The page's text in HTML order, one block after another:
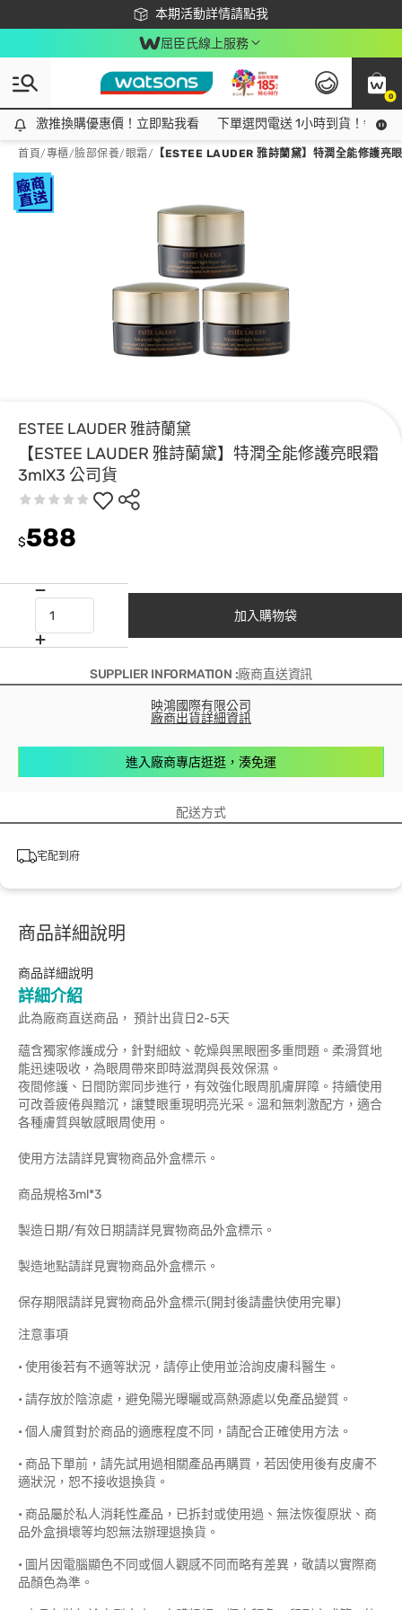
本期活動詳情請點我
下載app最高回饋$350
屈臣氏線上服務
0
激推換購優惠價！立即點我看
激推換購優惠價！立即點我看 下單選閃電送 1小時到貨！領神
首頁/專櫃/臉部保養/ 眼霜/ 【ESTEE LAUDER 雅詩蘭黛】特潤全能修護亮
ESTEE LAUDER 雅詩蘭黛
【ESTEE LAUDER 雅詩蘭黛】特潤全能修護亮眼霜
3mlX3 公司貨
$588
加入購物袋
SUPPLIER INFORMATION :廠商直送資訊
映鴻國際有限公司
廠商出貨詳細資訊
進入廠商專店逛逛，湊免運
配送方式
宅配到府
商品詳細說明
商品詳細說明
詳細介紹
此為廠商直送商品， 預計出貨日2-5天
蘊含獨家修護成分，針對細紋、乾燥與黑眼圈多重問題。柔滑質地
能迅速吸收，為眼周帶來即時滋潤與長效保濕。
夜間修護、日間防禦同步進行，有效強化眼周肌膚屏障。持續使用
可改善疲倦與黯沉，讓雙眼重現明亮光采。溫和無刺激配方，適合
各種膚質與敏感眼周使用。
使用方法請詳見實物商品外盒標示。
商品規格3ml*3
製造日期/有效日期請詳見實物商品外盒標示。
製造地點請詳見實物商品外盒標示。
保存期限請詳見實物商品外盒標示(開封後請盡快使用完畢)
注意事項
• 使用後若有不適等狀況，請停止使用並洽詢皮膚科醫生。
• 請存放於陰涼處，避免陽光曝曬或高熱源處以免產品變質。
• 個人膚質對於商品的適應程度不同，請配合正確使用方法。
• 商品下單前，請先試用過相關產品再購買，若因使用後有皮膚不
適狀況，恕不接收退換貨。
• 商品屬於私人消耗性產品，已拆封或使用過、無法恢復原狀、商
品外盒損壞等均恕無法辦理退換貨。
• 圖片因電腦顯色不同或個人觀感不同而略有差異，敬請以實際商
品顏色為準。